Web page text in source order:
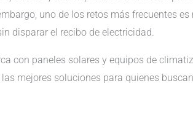
uno de los retos más frecuentes
disparar el recibo de electricidad.
con paneles solares y equipos de
mejores soluciones para quienes